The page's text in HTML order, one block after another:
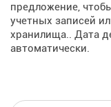
предложение,
учетных записей
хранилища.. Дата
автоматически.